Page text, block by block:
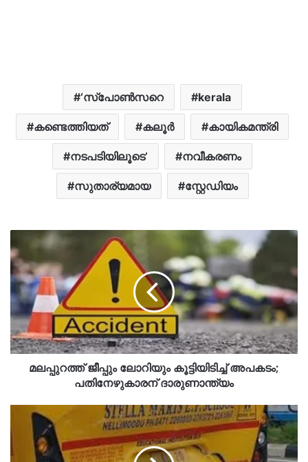
‘സ്‌പോണ്‍സറെ kerala
കണ്ടെത്തിയത് കലൂര്‍ കായികമന്ത്രി
നടപടിയിലൂടെ’ നവീകരണം
സുതാര്യമായ സ്റ്റേഡിയം
മലപ്പുറത്ത് ജീപ്പും ലോറിയും കൂട്ടിയിടിച്ച് അപകടം;
പതിനേഴുകാരന് ദാരുണാന്ത്യം